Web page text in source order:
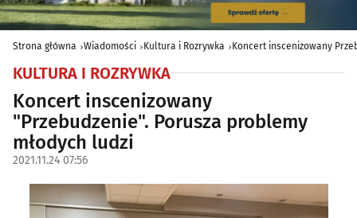
Strona główna Wiadomości Kultura i Rozrywka Koncert inscenizowany
KULTURA I ROZRYWKA
Koncert inscenizowany
"Przebudzenie". Porusza problemy
młodych ludzi
2021.11.24 07:56